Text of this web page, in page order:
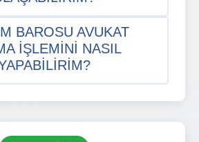
BAROSU AVUKAT
IŞLEMINI NASIL